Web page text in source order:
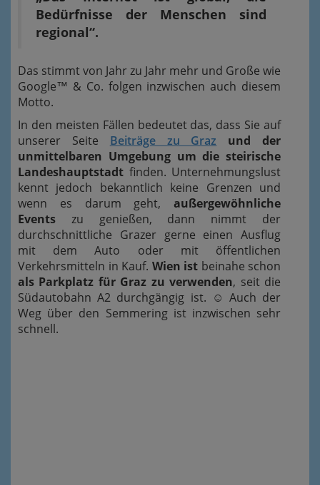
Bedürfnisse der Menschen sind
regional“.
Das stimmt von Jahr zu Jahr mehr und Große wie
Google™ & Co. folgen inzwischen auch diesem
Motto.
In den meisten Fällen bedeutet das, dass Sie auf
unserer Seite Beiträge zu Graz und der
unmittelbaren Umgebung um die steirische
Landeshauptstadt finden. Unternehmungslust
kennt jedoch bekanntlich keine Grenzen und
wenn es darum geht, außergewöhnliche
Events zu genießen, dann nimmt der
durchschnittliche Grazer gerne einen Ausflug
mit dem Auto oder mit öffentlichen
Verkehrsmitteln in Kauf. Wien ist beinahe schon
als Parkplatz für Graz zu verwenden, seit die
Südautobahn A2 durchgängig ist. ☺ Auch der
Weg über den Semmering ist inzwischen sehr
schnell.